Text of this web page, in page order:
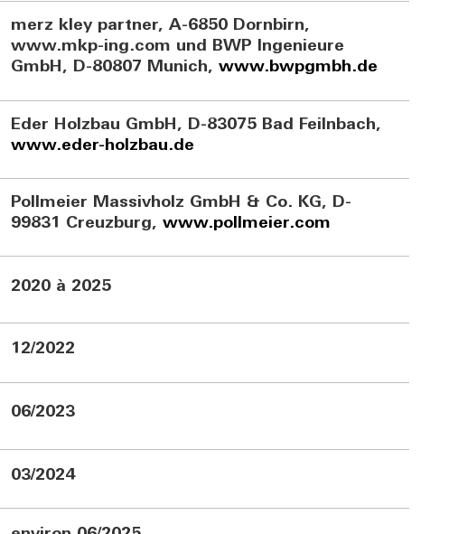
merz kley partner, A-6850 Dornbirn,
www.mkp-ing.com und BWP Ingenieure
GmbH, D-80807 Munich, www.bwpgmbh.de
Eder Holzbau GmbH, D-83075 Bad Feilnbach,
www.eder-holzbau.de
Pollmeier Massivholz GmbH & Co. KG, D-
99831 Creuzburg, www.pollmeier.com
2020 à 2025
12/2022
06/2023
03/2024